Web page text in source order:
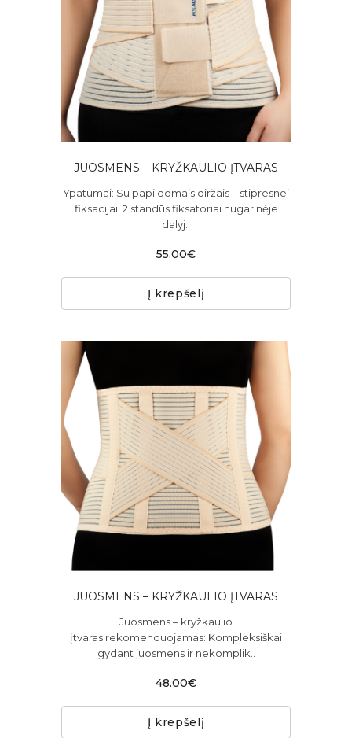
JUOSMENS – KRYŽKAULIO ĮTVARAS
Ypatumai: Su papildomais diržais – stipresnei
fiksacijai; 2 standūs fiksatoriai nugarinėje
dalyj..
55.00€
Į krepšelį
JUOSMENS – KRYŽKAULIO ĮTVARAS
Juosmens – kryžkaulio
įtvaras rekomenduojamas: Kompleksiškai
gydant juosmens ir nekomplik..
48.00€
Į krepšelį